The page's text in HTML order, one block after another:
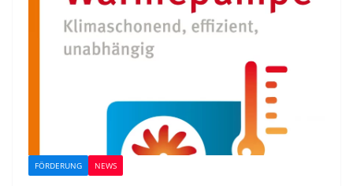
FÖRDERUNG NEWS